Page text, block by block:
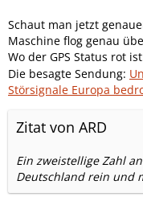
Schaut man jetzt
Maschine flog genau
Wo der GPS Status rot
Die besagte Sendung:
Störsignale Europa
Zitat von ARD
Ein zweistellige Zahl
Deutschland rein und